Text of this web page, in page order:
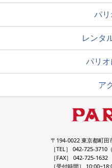
パリ
レンタ
パリ
ア
〒194-0022 東京都町田
［TEL］ 042-725-3710
［FAX］ 042-725-1632
［受付時間］